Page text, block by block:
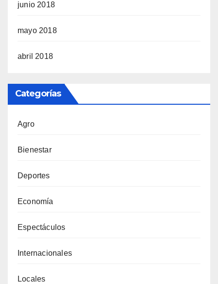
junio 2018
mayo 2018
abril 2018
Categorías
Agro
Bienestar
Deportes
Economía
Espectáculos
Internacionales
Locales